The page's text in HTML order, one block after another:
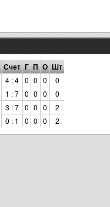
Счет Г П О Шт
4 : 4 0 0 0
0
1 : 7 0 0 0
0
3 : 7 0 0 0
2
0 : 1 0 0 0 2